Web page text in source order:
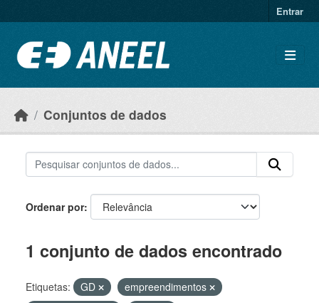
Entrar
Conjuntos de dados
Ordenar por
1 conjunto de dados encontrado
Etiquetas: GD
empreendimentos